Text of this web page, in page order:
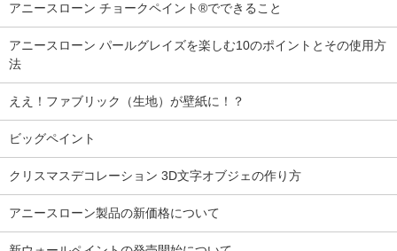
アニースローン チョークペイント®でできること
アニースローン パールグレイズを楽しむ10のポイントとその使用方
法
ええ！ファブリック（生地）が壁紙に！？
ビッグペイント
クリスマスデコレーション 3D文字オブジェの作り方
アニースローン製品の新価格について